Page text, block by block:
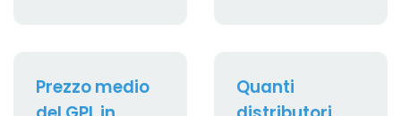
Prezzo medio
Quanti